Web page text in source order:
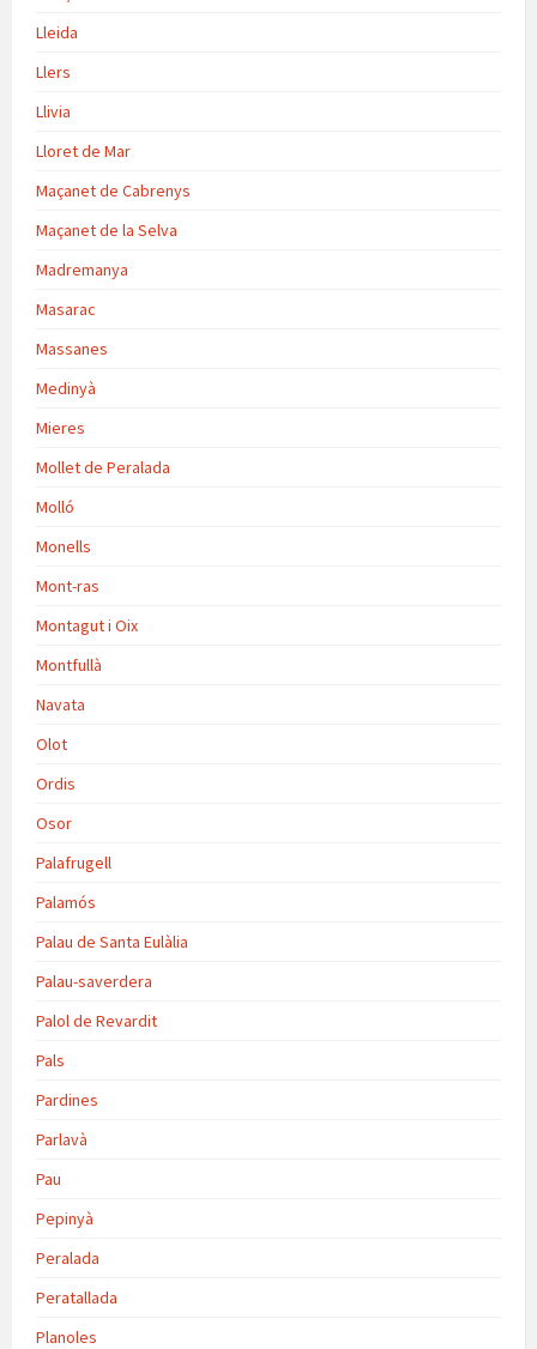
Lleida
Llers
Llivia
Lloret de Mar
Maçanet de Cabrenys
Maçanet de la Selva
Madremanya
Masarac
Massanes
Medinyà
Mieres
Mollet de Peralada
Molló
Monells
Mont-ras
Montagut i Oix
Montfullà
Navata
Olot
Ordis
Osor
Palafrugell
Palamós
Palau de Santa Eulàlia
Palau-saverdera
Palol de Revardit
Pals
Pardines
Parlavà
Pau
Pepinyà
Peralada
Peratallada
Planoles